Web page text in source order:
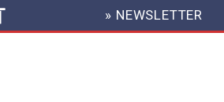
HEADER
MENU
» NEWSLETTER